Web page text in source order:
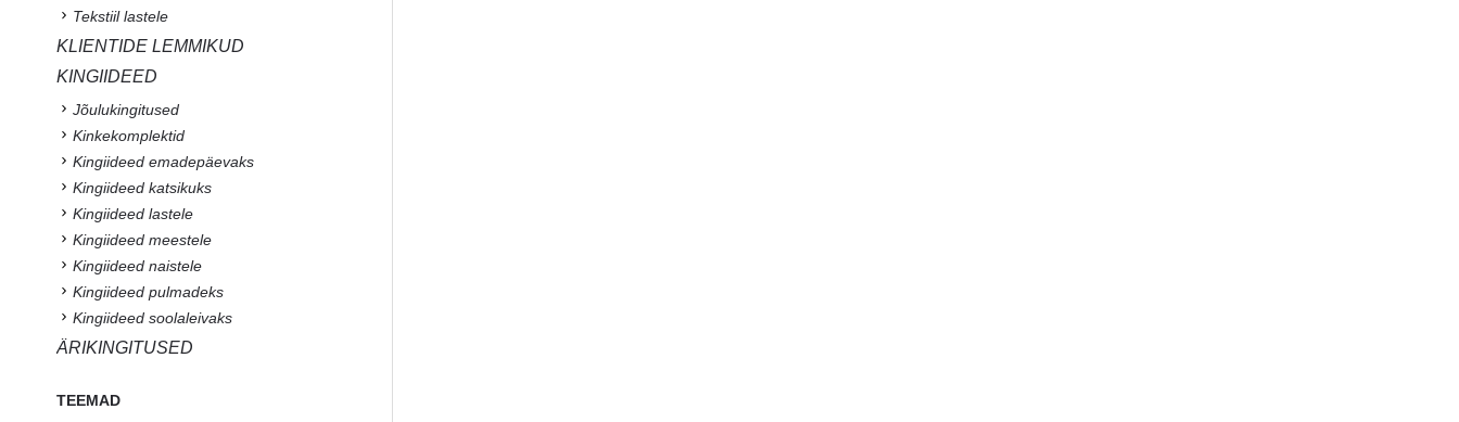
Tekstiil lastele
KLIENTIDE LEMMIKUD
KINGIIDEED
Jõulukingitused
Kinkekomplektid
Kingiideed emadepäevaks
Kingiideed katsikuks
Kingiideed lastele
Kingiideed meestele
Kingiideed naistele
Kingiideed pulmadeks
Kingiideed soolaleivaks
ÄRIKINGITUSED
TEEMAD